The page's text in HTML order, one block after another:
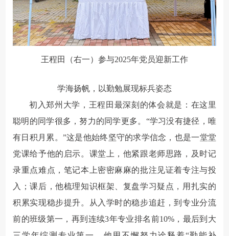
王程田（右一）参与2025年党员迎新工作
学海扬帆，以勤勉展现标兵姿态
初入郑州大学，王程田最深刻的体会就是：在这里
聪明的同学很多，努力的同学更多。 “学习没有捷径，唯
有日积月累。”这是他始终坚守的求学信念，也是一堂堂
党课给予他的启示。课堂上，他紧跟老师思路，及时记
录重点难点，笔记本上密密麻麻的批注见证着专注与投
入；课后，他梳理知识框架、复盘学习疑点，用扎实的
积累实现稳步提升。从入学时的稳步追赶，到专业分流
前的班级第一，再到连续3年专业排名前10%， 最后到大